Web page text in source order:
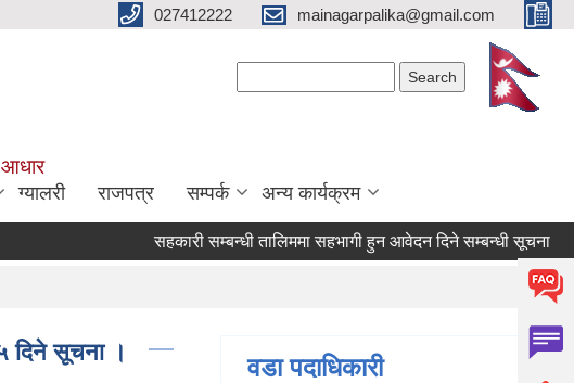
027412222 mainagarpalika@gmail.com
आधार
ग्यालरी राजपत्र सम्पर्क अन्य कार्यक्रम
सहकारी सम्बन्धी तालिममा सहभागी हुन आवेदन दिने सम्बन्धी सूचना
दिने सूचना ।
वडा पदाधिकारी